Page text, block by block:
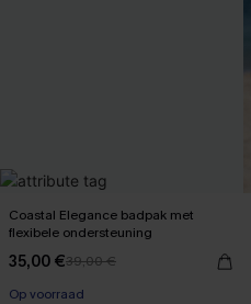
Coastal Elegance badpak met
flexibele ondersteuning
35,00 €39,00 €
【AG18】2 met 10% korting
Op voorraad